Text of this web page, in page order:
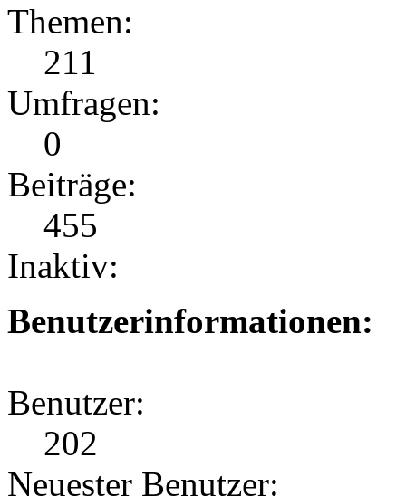
Themen:
211
Umfragen:
0
Beiträge:
455
Inaktiv:
Benutzerinformationen:
Benutzer:
202
Neuester Benutzer: